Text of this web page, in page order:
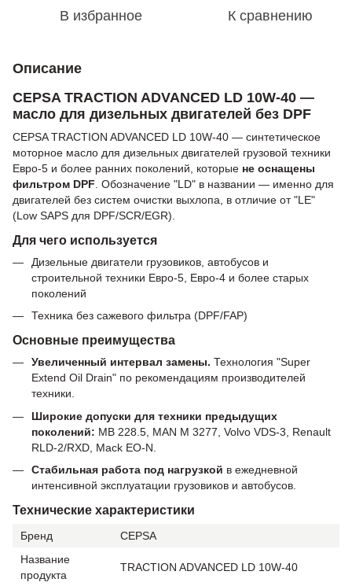
В избранное К сравнению
Описание
CEPSA TRACTION ADVANCED LD 10W-40 —
масло для дизельных двигателей без DPF
CEPSA TRACTION ADVANCED LD 10W-40 — синтетическое
моторное масло для дизельных двигателей грузовой техники
Евро-5 и более ранних поколений, которые не оснащены
фильтром DPF . Обозначение "LD" в названии — именно для
двигателей без систем очистки выхлопа, в отличие от "LE"
(Low SAPS для DPF/SCR/EGR).
Для чего используется
Дизельные двигатели грузовиков, автобусов и
строительной техники Евро-5, Евро-4 и более старых
поколений
Техника без сажевого фильтра (DPF/FAP)
Основные преимущества
Увеличенный интервал замены. Технология "Super
Extend Oil Drain" по рекомендациям производителей
техники.
Широкие допуски для техники предыдущих
поколений: MB 228.5, MAN M 3277, Volvo VDS-3, Renault
RLD-2/RXD, Mack EO-N.
Стабильная работа под нагрузкой в ежедневной
интенсивной эксплуатации грузовиков и автобусов.
Технические характеристики
Бренд
CEPSA
Название
продукта
TRACTION ADVANCED LD 10W-40